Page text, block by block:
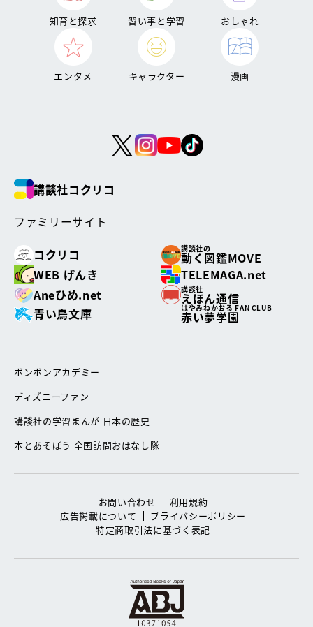
知育と探求 習い事と学習 おしゃれ
エンタメ キャラクター 漫画
講談社コクリコ
ファミリーサイト
コクリコ
講談社の
動く図鑑MOVE
WEB げんき
TELEMAGA.net
Aneひめ.net
講談社
えほん通信
青い鳥文庫
はやみねかおる FAN CLUB
赤い夢学園
ボンボンアカデミー
ディズニーファン
講談社の学習まんが 日本の歴史
本とあそぼう 全国訪問おはなし隊
お問い合わせ
利用規約
広告掲載について
プライバシーポリシー
特定商取引法に基づく表記